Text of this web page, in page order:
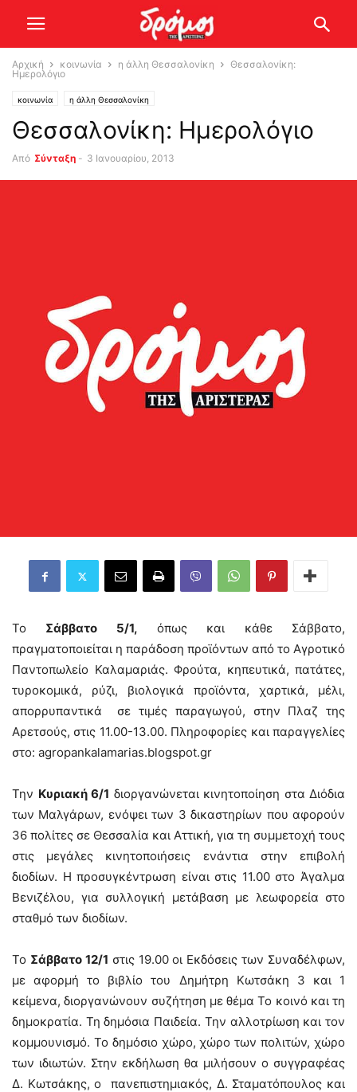
Αρχική κοινωνία η άλλη Θεσσαλονίκη
Θεσσαλονίκη:
Ημερολόγιο
κοινωνία η άλλη Θεσσαλονίκη
Θεσσαλονίκη: Ημερολόγιο
Από Σύνταξη - 3 Ιανουαρίου, 2013
Το Σάββατο 5/1, όπως και κάθε Σάββατο,
πραγματοποιείται η παράδοση προϊόντων από το Αγροτικό
Παντοπωλείο Καλαμαριάς. Φρούτα, κηπευτικά, πατάτες,
τυροκομικά, ρύζι, βιολογικά προϊόντα, χαρτικά, μέλι,
απορρυπαντικά σε τιμές παραγωγού, στην Πλαζ της
Αρετσούς, στις 11.00-13.00. Πληροφορίες και παραγγελίες
στο: agropankalamarias.blogspot.gr
Την Κυριακή 6/1 διοργανώνεται κινητοποίηση στα Διόδια
των Μαλγάρων, ενόψει των 3 δικαστηρίων που αφορούν
36 πολίτες σε Θεσσαλία και Αττική, για τη συμμετοχή τους
στις μεγάλες κινητοποιήσεις ενάντια στην επιβολή
διοδίων. Η προσυγκέντρωση είναι στις 11.00 στο Άγαλμα
Βενιζέλου, για συλλογική μετάβαση με λεωφορεία στο
σταθμό των διοδίων.
Το Σάββατο 12/1 στις 19.00 οι Εκδόσεις των Συναδέλφων,
με αφορμή το βιβλίο του Δημήτρη Κωτσάκη 3 και 1
κείμενα, διοργανώνουν συζήτηση με θέμα Το κοινό και τη
δημοκρατία. Τη δημόσια Παιδεία. Την αλλοτρίωση και τον
κομμουνισμό. Το δημόσιο χώρο, χώρο των πολιτών, χώρο
των ιδιωτών. Στην εκδήλωση θα μιλήσουν ο συγγραφέας
Δ. Κωτσάκης, ο πανεπιστημιακός, Δ. Σταματόπουλος και